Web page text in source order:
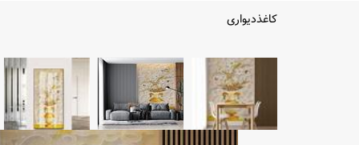
کاغذدیواری